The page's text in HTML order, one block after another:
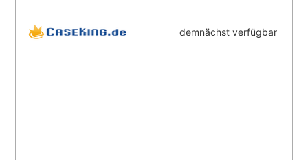
demnächst verfügbar